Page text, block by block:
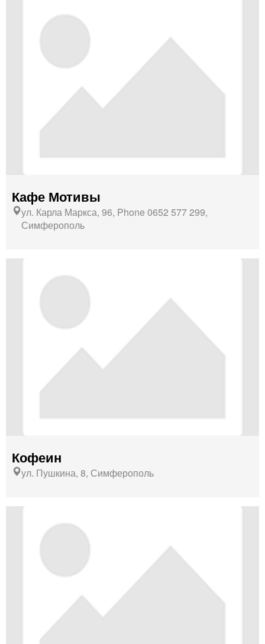
Кафе Мотивы
ул. Карла Маркса, 96, Phone 0652 577 299,
Симферополь
Кофеин
ул. Пушкина, 8, Симферополь